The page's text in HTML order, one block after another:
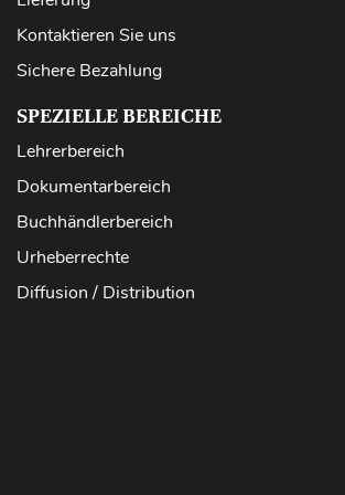
Kontaktieren Sie uns
Sichere Bezahlung
SPEZIELLE BEREICHE
Lehrerbereich
Dokumentarbereich
Buchhändlerbereich
Urheberrechte
Diffusion / Distribution